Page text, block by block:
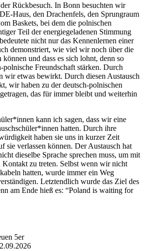
Rückbesuch. In Bonn besuchten wir
Haus, den Drachenfels, den Sprungraum
Baskets, bei dem die polnischen
Teil der energiegeladenen Stimmung
nicht nur das Kennenlernen einer
demonstriert, wie viel wir noch über die
und dass es sich lohnt, denn so
Freundschaft stärken. Durch
wir etwas bewirkt. Durch diesen Austausch
wir haben zu der deutsch-polnischen
das für immer bleibt und weiterhin
kann ich sagen, dass wir eine
hatten. Durch ihre
haben sie uns in kurzer Zeit
sie verlassen können. Der Austausch hat
dieselbe Sprache sprechen muss, um mit
zu treten. Selbst wenn wir nicht
hatten, wurde immer ein Weg
Letztendlich wurde das Ziel des
am Ende hieß es: “Poland is waiting for
5er